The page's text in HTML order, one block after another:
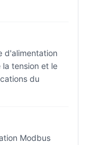
d'alimentation
tension et le
du
Modbus